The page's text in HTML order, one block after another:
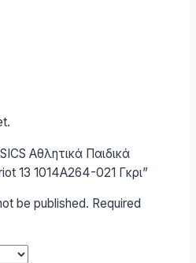
Αθλητικά Παιδικά
13 1014A264-021 Γκρι”
be published. Required